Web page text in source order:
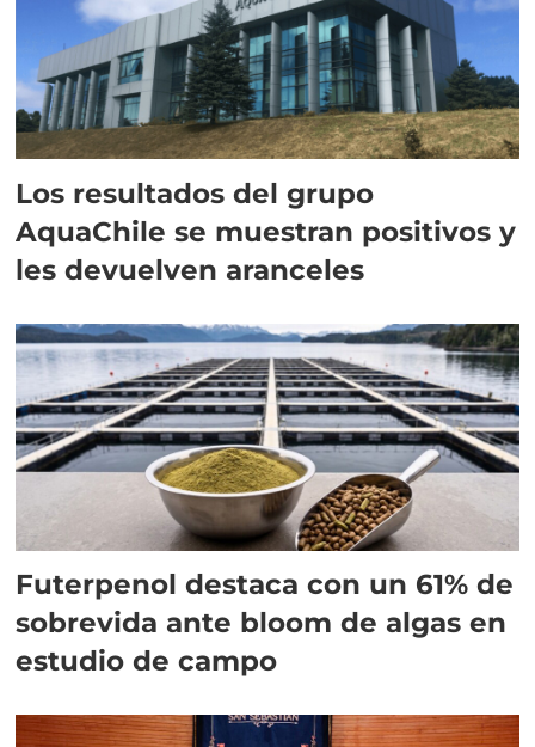
Los resultados del grupo
AquaChile se muestran positivos y
les devuelven aranceles
Futerpenol destaca con un 61% de
sobrevida ante bloom de algas en
estudio de campo